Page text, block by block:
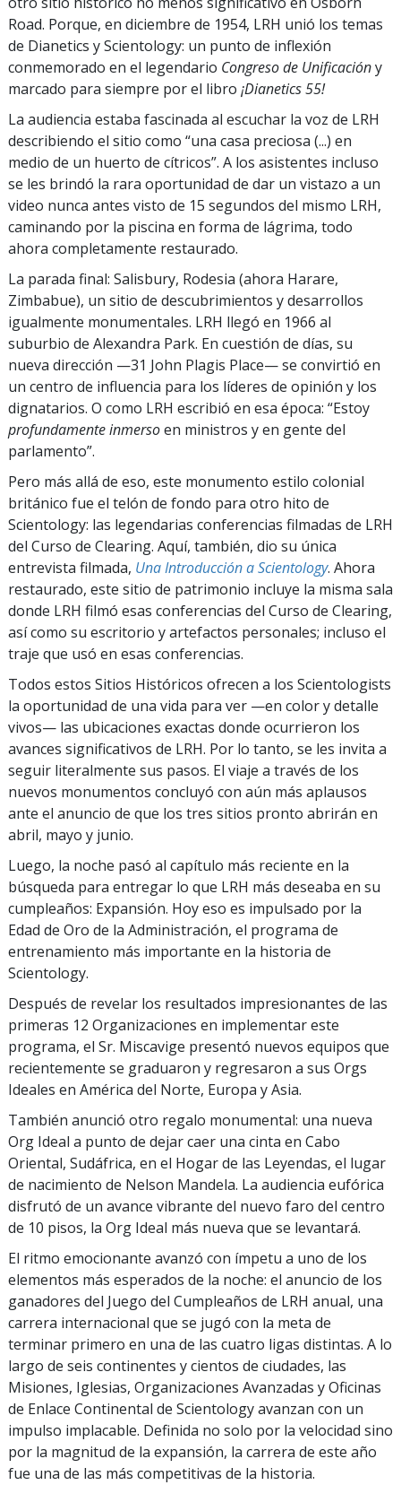
Road. Porque, en diciembre de 1954, LRH unió los temas
de Dianetics y Scientology: un punto de inflexión
conmemorado en el legendario Congreso de Unificacióny
marcado para siempre por el libro ¡Dianetics55!
La audiencia estaba fascinada al escuchar la voz de LRH
describiendo el sitio como “una casa preciosa (...) en
medio de un huerto de cítricos”. A los asistentes incluso
se les brindó la rara oportunidad de dar un vistazo a un
video nunca antes visto de 15 segundos del mismo LRH,
caminando por la piscina en forma de lágrima, todo
ahora completamente restaurado.
La parada final: Salisbury, Rodesia (ahora Harare,
Zimbabue), un sitio de descubrimientos y desarrollos
igualmente monumentales. LRH llegó en 1966 al
suburbio de Alexandra Park. En cuestión de días, su
nueva dirección —31 John Plagis Place— se convirtió en
un centro de influencia para los líderes de opinión y los
dignatarios. O como LRH escribió en esa época: “Estoy
profundamente inmersoen ministros y en gente del
parlamento”.
Pero más allá de eso, este monumento estilo colonial
británico fue el telón de fondo para otro hito de
Scientology: las legendarias conferencias filmadas de LRH
del Curso de Clearing. Aquí, también, dio su única
entrevista filmada, Una Introducción a Scientology. Ahora
restaurado, este sitio de patrimonio incluye la misma sala
donde LRH filmó esas conferencias del Curso de Clearing,
así como su escritorio y artefactos personales; incluso el
traje que usó en esas conferencias.
Todos estos Sitios Históricos ofrecen a los Scientologists
la oportunidad de una vida para ver —en color y detalle
vivos— las ubicaciones exactas donde ocurrieron los
avances significativos de LRH. Por lo tanto, se les invita a
seguir literalmente sus pasos. El viaje a través de los
nuevos monumentos concluyó con aún más aplausos
ante el anuncio de que los tres sitios pronto abrirán en
abril, mayo y junio.
Luego, la noche pasó al capítulo más reciente en la
búsqueda para entregar lo que LRH más deseaba en su
cumpleaños: Expansión. Hoy eso es impulsado por la
Edad de Oro de la Administración, el programa de
entrenamiento más importante en la historia de
Scientology.
Después de revelar los resultados impresionantes de las
primeras 12 Organizaciones en implementar este
programa, el Sr. Miscavige presentó nuevos equipos que
recientemente se graduaron y regresaron a sus Orgs
Ideales en América del Norte, Europa y Asia.
También anunció otro regalo monumental: una nueva
Org Ideal a punto de dejar caer una cinta en Cabo
Oriental, Sudáfrica, en el Hogar de las Leyendas, el lugar
de nacimiento de Nelson Mandela. La audiencia eufórica
disfrutó de un avance vibrante del nuevo faro del centro
de 10 pisos, la Org Ideal más nueva que se levantará.
El ritmo emocionante avanzó con ímpetu a uno de los
elementos más esperados de la noche: el anuncio de los
ganadores del Juego del Cumpleaños de LRH anual, una
carrera internacional que se jugó con la meta de
terminar primero en una de las cuatro ligas distintas. A lo
largo de seis continentes y cientos de ciudades, las
Misiones, Iglesias, Organizaciones Avanzadas y Oficinas
de Enlace Continental de Scientology avanzan con un
impulso implacable. Definida no solo por la velocidad sino
por la magnitud de la expansión, la carrera de este año
fue una de las más competitivas de la historia.